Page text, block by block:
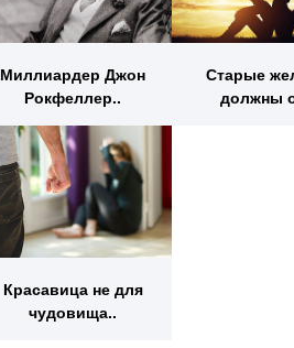
Миллиардер Джон
Рокфеллер..
Старые
должны
Красавица не для
чудовища..